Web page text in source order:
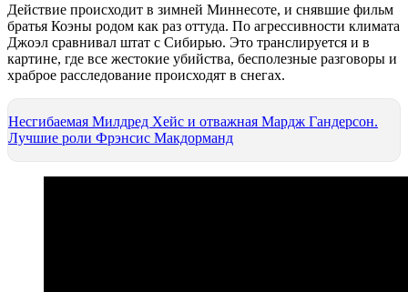
Действие происходит в зимней Миннесоте, и снявшие фильм
братья Коэны родом как раз оттуда. По агрессивности климата
Джоэл сравнивал штат с Сибирью. Это транслируется и в
картине, где все жестокие убийства, бесполезные разговоры и
храброе расследование происходят в снегах.
Несгибаемая Милдред Хейс и отважная Мардж Гандерсон.
Лучшие роли Фрэнсис Макдорманд